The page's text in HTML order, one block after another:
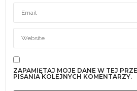
ZAPAMIĘTAJ MOJE DANE W TEJ
PISANIA KOLEJNYCH KOMENTARZY.